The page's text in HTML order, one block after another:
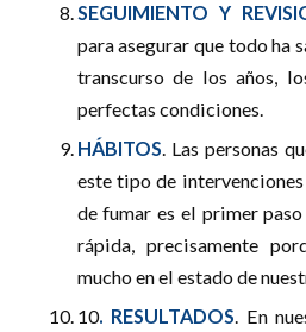
SEGUIMIENTO Y
para asegurar que todo ha
transcurso de los años,
perfectas condiciones.
HÁBITOS. Las personas
este tipo de
de fumar es el primer
rápida, precisamente
mucho en el estado de
10. RESULTADOS. En